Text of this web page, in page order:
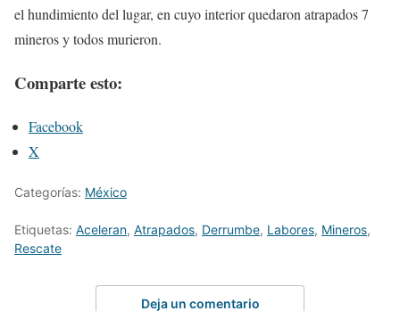
el hundimiento del lugar, en cuyo interior quedaron atrapados 7
mineros y todos murieron.
Comparte esto:
Facebook
X
Categorías: México
Etiquetas: Aceleran, Atrapados, Derrumbe, Labores, Mineros,
Rescate
Deja un comentario